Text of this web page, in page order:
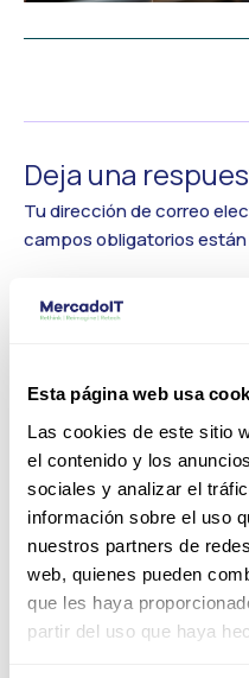
Esta página web usa
Las cookies de este sitio
el contenido y los
sociales y analizar el
información sobre el uso
nuestros partners de
web, quienes pueden
que les haya
partir del uso que haya
Deja una
Tu dirección de correo
campos obligatorios
Comentario
Nombre*